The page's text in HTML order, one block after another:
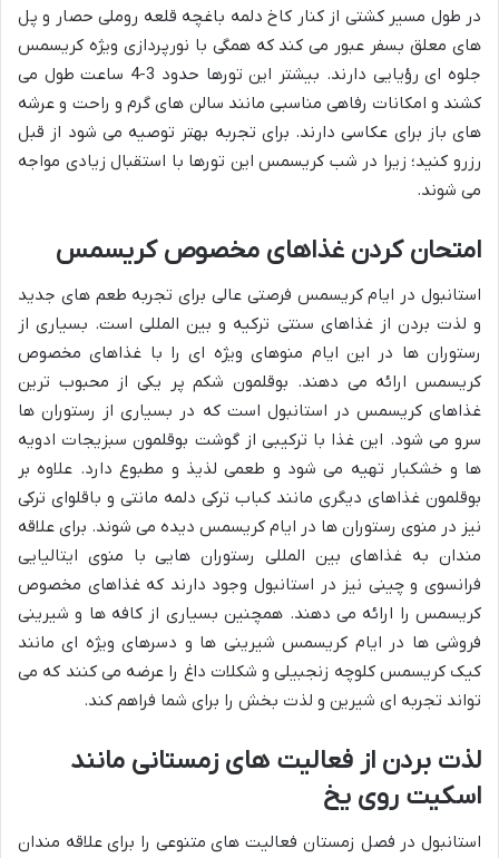
در طول مسیر کشتی از کنار کاخ دلمه باغچه قلعه روملی حصار و پل
های معلق بسفر عبور می کند که همگی با نورپردازی ویژه کریسمس
جلوه ای رؤیایی دارند. بیشتر این تورها حدود 3-4 ساعت طول می
کشند و امکانات رفاهی مناسبی مانند سالن های گرم و راحت و عرشه
های باز برای عکاسی دارند. برای تجربه بهتر توصیه می شود از قبل
رزرو کنید؛ زیرا در شب کریسمس این تورها با استقبال زیادی مواجه
می شوند.
امتحان کردن غذاهای مخصوص کریسمس
استانبول در ایام کریسمس فرصتی عالی برای تجربه طعم های جدید
و لذت بردن از غذاهای سنتی ترکیه و بین المللی است. بسیاری از
رستوران ها در این ایام منوهای ویژه ای را با غذاهای مخصوص
کریسمس ارائه می دهند. بوقلمون شکم پر یکی از محبوب ترین
غذاهای کریسمس در استانبول است که در بسیاری از رستوران ها
سرو می شود. این غذا با ترکیبی از گوشت بوقلمون سبزیجات ادویه
ها و خشکبار تهیه می شود و طعمی لذیذ و مطبوع دارد. علاوه بر
بوقلمون غذاهای دیگری مانند کباب ترکی دلمه مانتی و باقلوای ترکی
نیز در منوی رستوران ها در ایام کریسمس دیده می شوند. برای علاقه
مندان به غذاهای بین المللی رستوران هایی با منوی ایتالیایی
فرانسوی و چینی نیز در استانبول وجود دارند که غذاهای مخصوص
کریسمس را ارائه می دهند. همچنین بسیاری از کافه ها و شیرینی
فروشی ها در ایام کریسمس شیرینی ها و دسرهای ویژه ای مانند
کیک کریسمس کلوچه زنجبیلی و شکلات داغ را عرضه می کنند که می
تواند تجربه ای شیرین و لذت بخش را برای شما فراهم کند.
لذت بردن از فعالیت های زمستانی مانند
اسکیت روی یخ
استانبول در فصل زمستان فعالیت های متنوعی را برای علاقه مندان